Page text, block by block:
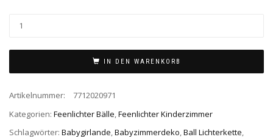
IN DEN WARENKORB
Artikelnummer:
7712020971
Kategorien: Feenlichter Bälle,Feenlichter Kinderzimmer
Schlagwörter: Babygirlande,Babyzimmerdeko,Ball Lichterkette,